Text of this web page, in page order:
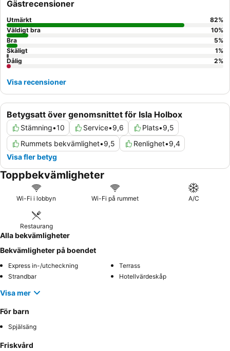
upplevelse, överväg att be om ett rum som inte vetter mot
uteplatsen.
Betygsatt över genomsnittet för Isla Holbox
Stämning•10 Service•9,6 Plats•9,5
Rummets bekvämlighet•9,5 Renlighet•9,4
Visa fler betyg
Gästrecensioner
Utmärkt 82%
Väldigt bra
10%
Bra
5%
Skäligt
1%
Dålig
2%
Visa recensioner
Toppbekvämligheter
Wi-Fi i lobbyn Wi-Fi på rummet A/C
Restaurang
Alla bekvämligheter
Bekvämligheter på boendet
Express in-/utcheckning
Terrass
Strandbar
Hotellvärdeskåp
Visa mer
För barn
Spjälsäng
Friskvård